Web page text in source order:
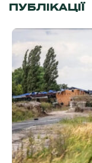
ПУБЛІКАЦІЇ